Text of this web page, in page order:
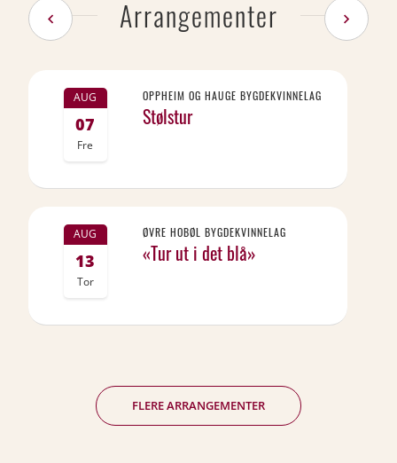
Arrangementer
AUG
07
Fre
OPPHEIM OG HAUGE BYGDEKVINNELAG
Stølstur
AUG
13
Tor
ØVRE HOBØL BYGDEKVINNELAG
«Tur ut i det blå»
FLERE ARRANGEMENTER